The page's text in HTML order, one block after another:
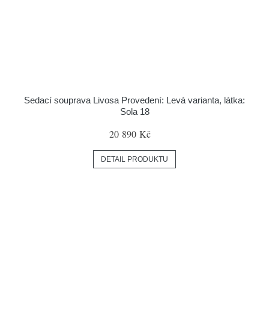
Sedací souprava Livosa Provedení: Levá varianta, látka:
Sola 18
20 890 Kč
DETAIL PRODUKTU